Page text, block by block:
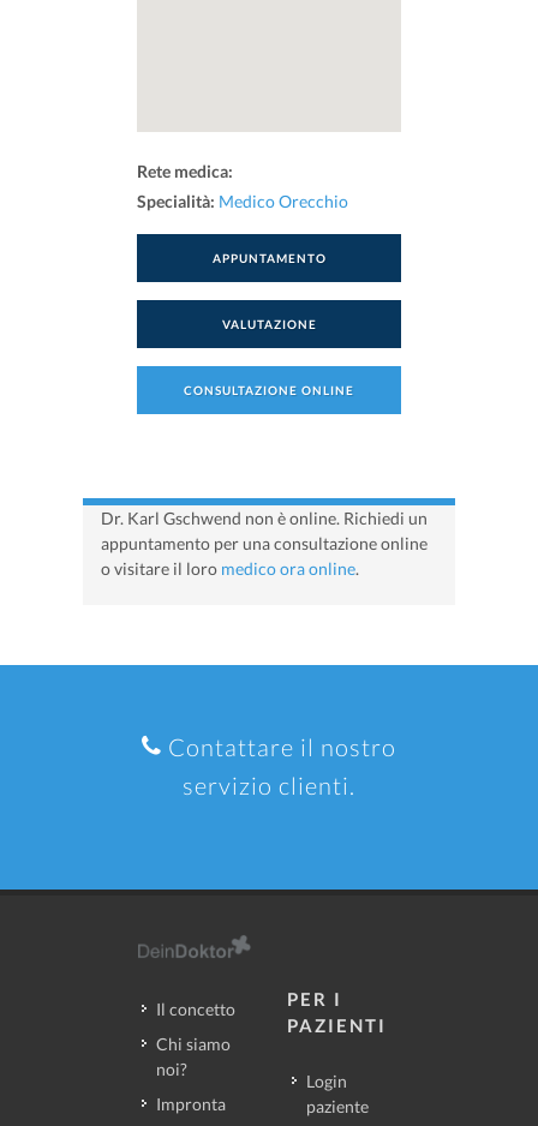
Rete medica:
Specialità: Medico Orecchio
APPUNTAMENTO
VALUTAZIONE
CONSULTAZIONE ONLINE
Dr. Karl Gschwend non è online. Richiedi un
appuntamento per una consultazione online
o visitare il loro medico ora online.
Contattare il nostro
servizio clienti.
Il concetto
Chi siamo
noi?
Impronta
PER I
PAZIENTI
Login
paziente